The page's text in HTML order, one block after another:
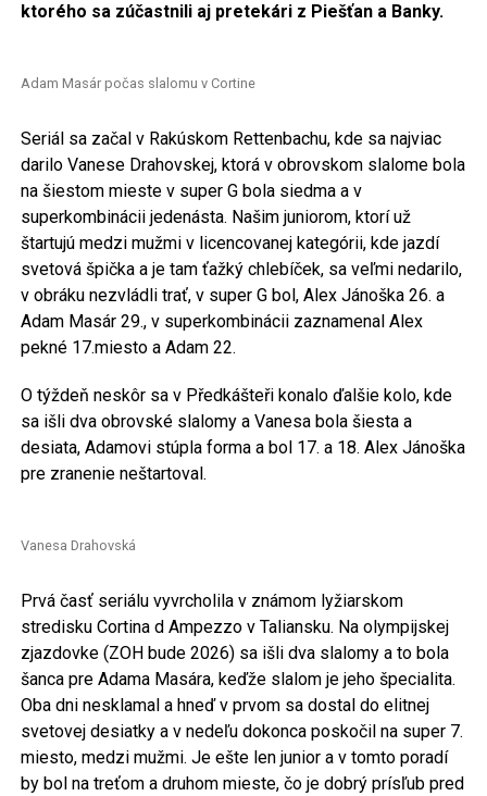
ktorého sa zúčastnili aj pretekári z Piešťan a Banky.
Adam Masár počas slalomu v Cortine
Seriál sa začal v Rakúskom Rettenbachu, kde sa najviac
darilo Vanese Drahovskej, ktorá v obrovskom slalome bola
na šiestom mieste v super G bola siedma a v
superkombinácii jedenásta. Našim juniorom, ktorí už
štartujú medzi mužmi v licencovanej kategórii, kde jazdí
svetová špička a je tam ťažký chlebíček, sa veľmi nedarilo,
v obráku nezvládli trať, v super G bol, Alex Jánoška 26. a
Adam Masár 29., v superkombinácii zaznamenal Alex
pekné 17.miesto a Adam 22.
O týždeň neskôr sa v Předkášteři konalo ďalšie kolo, kde
sa išli dva obrovské slalomy a Vanesa bola šiesta a
desiata, Adamovi stúpla forma a bol 17. a 18. Alex Jánoška
pre zranenie neštartoval.
Vanesa Drahovská
Prvá časť seriálu vyvrcholila v známom lyžiarskom
stredisku Cortina d Ampezzo v Taliansku. Na olympijskej
zjazdovke (ZOH bude 2026) sa išli dva slalomy a to bola
šanca pre Adama Masára, keďže slalom je jeho špecialita.
Oba dni nesklamal a hneď v prvom sa dostal do elitnej
svetovej desiatky a v nedeľu dokonca poskočil na super 7.
miesto, medzi mužmi. Je ešte len junior a v tomto poradí
by bol na treťom a druhom mieste, čo je dobrý prísľub pred